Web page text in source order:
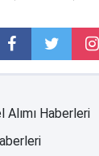
Alımı Haberleri